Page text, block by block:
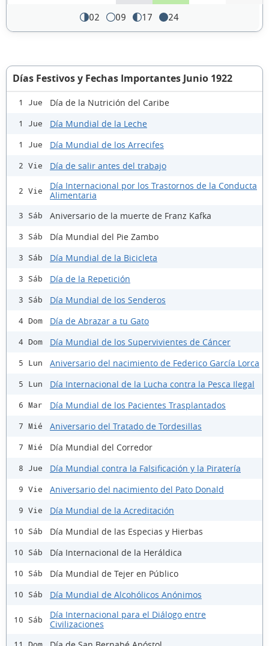
02 09 17 24
Días Festivos y Fechas Importantes Junio 1922
1 Jue Día de la Nutrición del Caribe
1 Jue Día Mundial de la Leche
1 Jue Día Mundial de los Arrecifes
2 Vie Día de salir antes del trabajo
2 Vie
Día Internacional por los Trastornos de la Conducta
Alimentaria
3 Sáb Aniversario de la muerte de Franz Kafka
3 Sáb Día Mundial del Pie Zambo
3 Sáb Día Mundial de la Bicicleta
3 Sáb Día de la Repetición
3 Sáb Día Mundial de los Senderos
4 Dom Día de Abrazar a tu Gato
4 Dom Día Mundial de los Supervivientes de Cáncer
5 Lun Aniversario del nacimiento de Federico García Lorca
5 Lun Día Internacional de la Lucha contra la Pesca Ilegal
6 Mar Día Mundial de los Pacientes Trasplantados
7 Mié Aniversario del Tratado de Tordesillas
7 Mié Día Mundial del Corredor
8 Jue Día Mundial contra la Falsificación y la Piratería
9 Vie Aniversario del nacimiento del Pato Donald
9 Vie Día Mundial de la Acreditación
10 Sáb Día Mundial de las Especias y Hierbas
10 Sáb Día Internacional de la Heráldica
10 Sáb Día Mundial de Tejer en Público
10 Sáb Día Mundial de Alcohólicos Anónimos
10 Sáb
Día Internacional para el Diálogo entre
Civilizaciones